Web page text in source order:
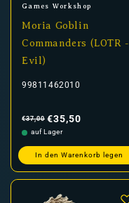
Anbieter:
Games Workshop
Moria Goblin
Commanders (LOTR -
Evil)
99811462010
Preis
€37,00 €35,50
auf Lager
In den Warenkorb legen